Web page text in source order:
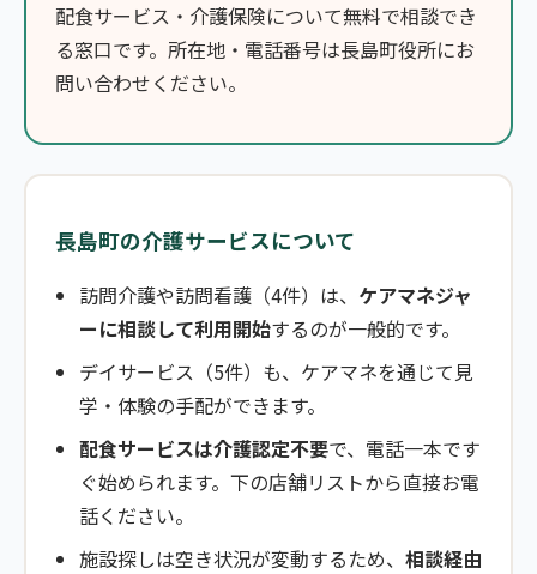
配食サービス・介護保険について無料で相談でき
る窓口です。所在地・電話番号は長島町役所にお
問い合わせください。
長島町の介護サービスについて
訪問介護や訪問看護（4件）は、 ケアマネジャ
ーに相談して利用開始するのが一般的です。
デイサービス（5件）も、ケアマネを通じて見
学・体験の手配ができます。
配食サービスは介護認定不要で、電話一本です
ぐ始められます。下の店舗リストから直接お電
話ください。
施設探しは空き状況が変動するため、 相談経由